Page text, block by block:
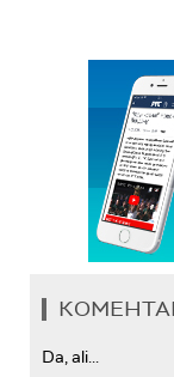
Da, ali...